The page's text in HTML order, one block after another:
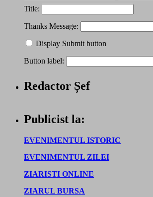
Title:
Thanks Message:
Display Submit button
Button label:
Redactor Șef
Publicist la:
EVENIMENTUL ISTORIC
EVENIMENTUL ZILEI
ZIARISTI ONLINE
ZIARUL BURSA